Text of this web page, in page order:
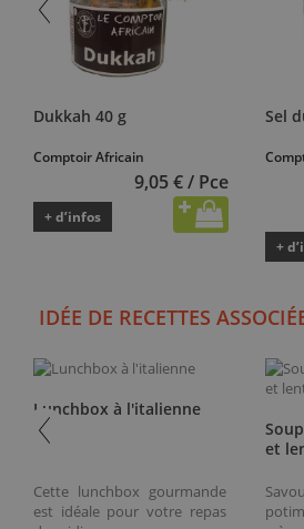
Dukkah 40 g
Comptoir Africain
9,05 € / Pce
+ d’infos
Sel
+
IDÉE DE RECETTES
Lunchbox à l'italienne
Cette lunchbox gourmande
est idéale pour votre repas
et